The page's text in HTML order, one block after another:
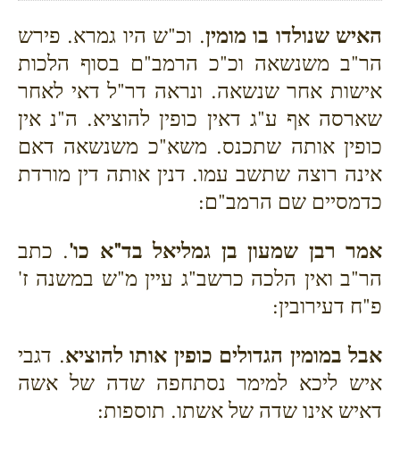
האיש שנולדו בו מומין. וכ"ש היו גמרא. פירש
הר"ב משנשאה וכ"כ הרמב"ם בסוף הלכות
אישות אחר שנשאה. ונראה דר"ל דאי לאחר
שארסה אף ע"ג דאין כופין להוציא. ה"נ אין
כופין אותה שתכנס. משא"כ משנשאה דאם
אינה רוצה שתשב עמו. דנין אותה דין מורדת
כדמסיים שם הרמב"ם:
אמר רבן שמעון בן גמליאל בד"א כו'. כתב
הר"ב ואין הלכה כרשב"ג עיין מ"ש במשנה ז'
פ"ח דעירובין:
אבל במומין הגדולים כופין אותו להוציא. דגבי
איש ליכא למימר נסתחפה שדה של אשה
דאיש אינו שדה של אשתו. תוספות: